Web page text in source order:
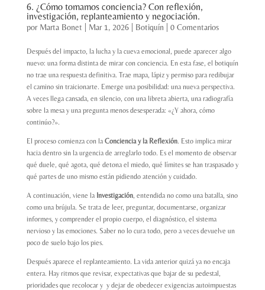
6. ¿Cómo tomamos conciencia? Con reflexión,
investigación, replanteamiento y negociación.
por Marta Bonet Mar 1, 2026| Botiquín 0 Comentarios
Después del impacto, la lucha y la cueva emocional, puede aparecer algo
nuevo: una forma distinta de mirar con conciencia. En esta fase, el botiquín
no trae una respuesta definitiva. Trae mapa, lápiz y permiso para redibujar
el camino sin traicionarte. Emerge una posibilidad: una nueva perspectiva.
A veces llega cansada, en silencio, con una libreta abierta, una radiografía
sobre la mesa y una pregunta menos desesperada: «¿Y ahora, cómo
continúo?».
El proceso comienza con la Conciencia y la Reflexión. Esto implica mirar
hacia dentro sin la urgencia de arreglarlo todo. Es el momento de observar
qué duele, qué agota, qué detona el miedo, qué límites se han traspasado y
qué partes de uno mismo están pidiendo atención y cuidado.
A continuación, viene la Investigación, entendida no como una batalla, sino
como una brújula. Se trata de leer, preguntar, documentarse, organizar
informes, y comprender el propio cuerpo, el diagnóstico, el sistema
nervioso y las emociones. Saber no lo cura todo, pero a veces devuelve un
poco de suelo bajo los pies.
Después aparece el replanteamiento. La vida anterior quizá ya no encaja
entera. Hay ritmos que revisar, expectativas que bajar de su pedestal,
prioridades que recolocar y y dejar de obedecer exigencias autoimpuestas